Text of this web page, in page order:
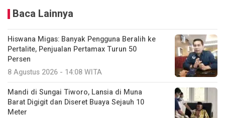
Baca Lainnya
Hiswana Migas: Banyak Pengguna Beralih ke
Pertalite, Penjualan Pertamax Turun 50
Persen
8 Agustus 2026 - 14:08 WITA
Mandi di Sungai Tiworo, Lansia di Muna
Barat Digigit dan Diseret Buaya Sejauh 10
Meter